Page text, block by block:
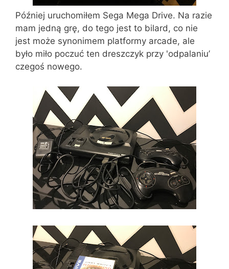
Później uruchomiłem Sega Mega Drive. Na razie
mam jedną grę, do tego jest to bilard, co nie
jest może synonimem platformy arcade, ale
było miło poczuć ten dreszczyk przy 'odpalaniu’
czegoś nowego.